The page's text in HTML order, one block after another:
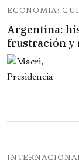
ECONOMIA:
Argentina:
frustración y